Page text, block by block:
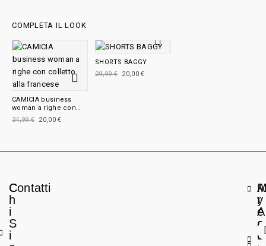
COMPLETA IL LOOK
CAMICIA business
woman a righe con
colletto alla francese
34,99€ 20,00€
SHORTS BAGGY
29,99€ 20,00€
C
h
i
S
i
Contatti
A
r
e
a
L
y
A
c
c